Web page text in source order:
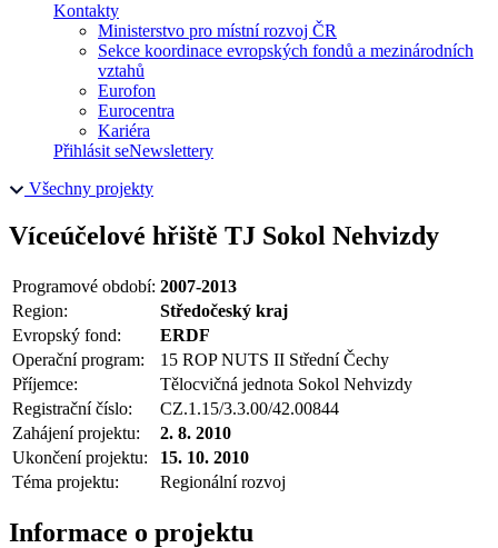
Kontakty
Ministerstvo pro místní rozvoj ČR
Sekce koordinace evropských fondů a mezinárodních
vztahů
Eurofon
Eurocentra
Kariéra
Přihlásit seNewslettery
Všechny projekty
Víceúčelové hřiště TJ Sokol Nehvizdy
Programové období: 2007-2013
Region:
Středočeský kraj
Evropský fond:
ERDF
Operační program:
15 ROP NUTS II Střední Čechy
Příjemce:
Tělocvičná jednota Sokol Nehvizdy
Registrační číslo:
CZ.1.15/3.3.00/42.00844
Zahájení projektu:
2. 8. 2010
Ukončení projektu:
15. 10. 2010
Téma projektu:
Regionální rozvoj
Informace o projektu